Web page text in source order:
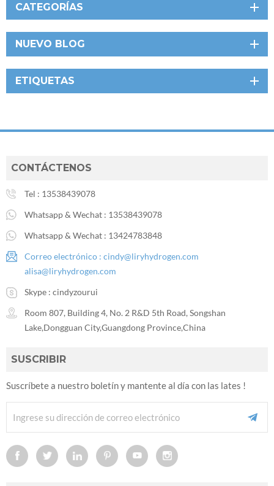
CATEGORÍAS
NUEVO BLOG
ETIQUETAS
CONTÁCTENOS
Tel : 13538439078
Whatsapp & Wechat : 13538439078
Whatsapp & Wechat : 13424783848
Correo electrónico : cindy@liryhydrogen.com
alisa@liryhydrogen.com
Skype : cindyzourui
Room 807, Building 4, No. 2 R&D 5th Road, Songshan
Lake,Dongguan City,Guangdong Province,China
SUSCRIBIR
Suscríbete a nuestro boletín y mantente al día con las lates !